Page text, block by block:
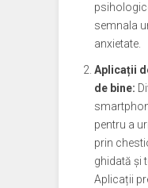
semnala
anxietate.
Aplicații
de bine:
pentru a
prin
ghidată și
Aplicații